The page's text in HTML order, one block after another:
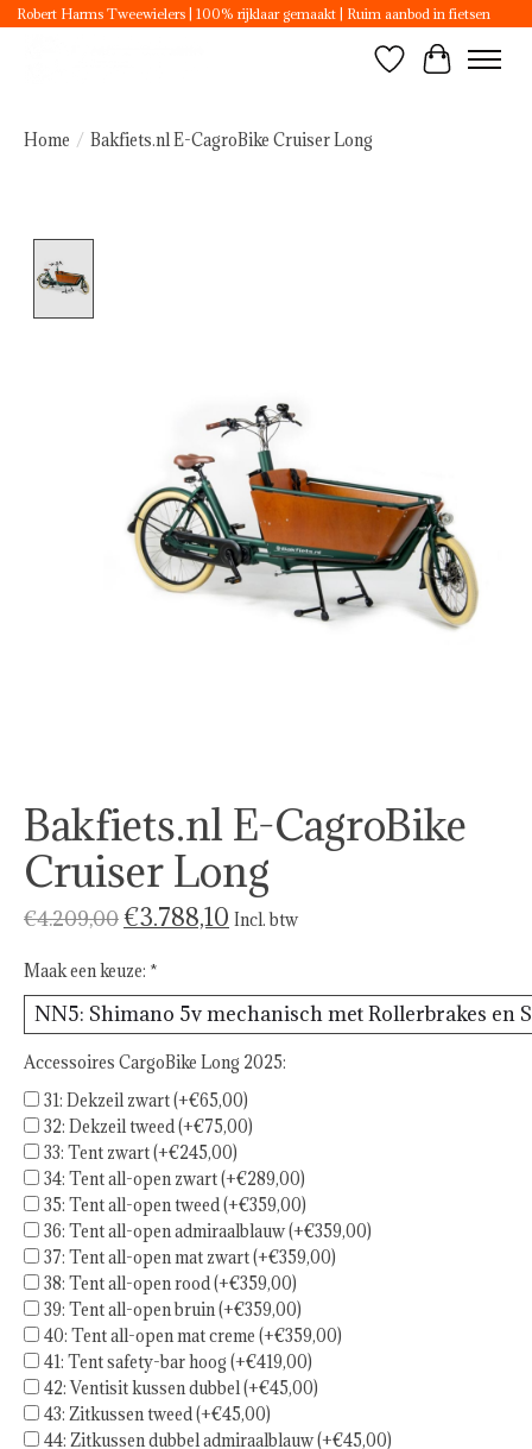
Robert Harms Tweewielers | 100% rijklaar gemaakt | Ruim aanbod in fietsen
Verlanglijst
Home / Bakfiets.nl E-CagroBike Cruiser Long
Bakfiets.nl E-CagroBike
Cruiser Long
€4.209,00€3.788,10 Incl. btw
Maak een keuze: *
Accessoires CargoBike Long 2025:
31: Dekzeil zwart (+€65,00)
32: Dekzeil tweed (+€75,00)
33: Tent zwart (+€245,00)
34: Tent all-open zwart (+€289,00)
35: Tent all-open tweed (+€359,00)
36: Tent all-open admiraalblauw (+€359,00)
37: Tent all-open mat zwart (+€359,00)
38: Tent all-open rood (+€359,00)
39: Tent all-open bruin (+€359,00)
40: Tent all-open mat creme (+€359,00)
41: Tent safety-bar hoog (+€419,00)
42: Ventisit kussen dubbel (+€45,00)
43: Zitkussen tweed (+€45,00)
44: Zitkussen dubbel admiraalblauw (+€45,00)